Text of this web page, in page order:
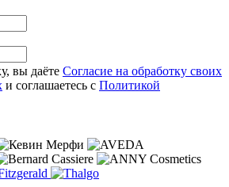
вы даёте Согласие на обработку своих
и соглашаетесь с Политикой